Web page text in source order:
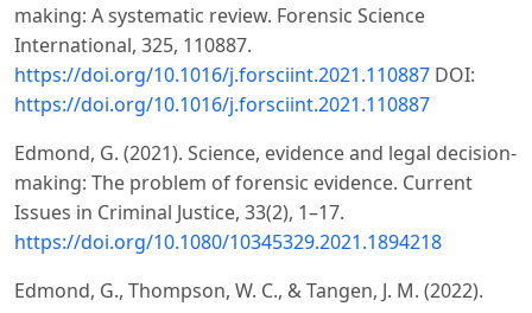
making: A systematic review. Forensic Science
International, 325, 110887.
https://doi.org/10.1016/j.forsciint.2021.110887 DOI:
https://doi.org/10.1016/j.forsciint.2021.110887
Edmond, G. (2021). Science, evidence and legal decision-
making: The problem of forensic evidence. Current
Issues in Criminal Justice, 33(2), 1–17.
https://doi.org/10.1080/10345329.2021.1894218
Edmond, G., Thompson, W. C., & Tangen, J. M. (2022).